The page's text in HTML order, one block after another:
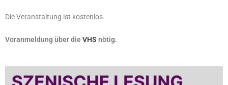
Die Veranstaltung ist kostenlos.
Voranmeldung über die VHS nötig.